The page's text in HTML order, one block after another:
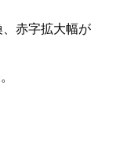
赤字拡大幅が